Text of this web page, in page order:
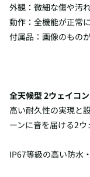
外観：微細な傷や汚
動作：全機能が正常
付属品：画像のもの
全天候型 2ウェイコ
高い耐久性の実現と
ーンに音を届ける2
IP67等級の高い防